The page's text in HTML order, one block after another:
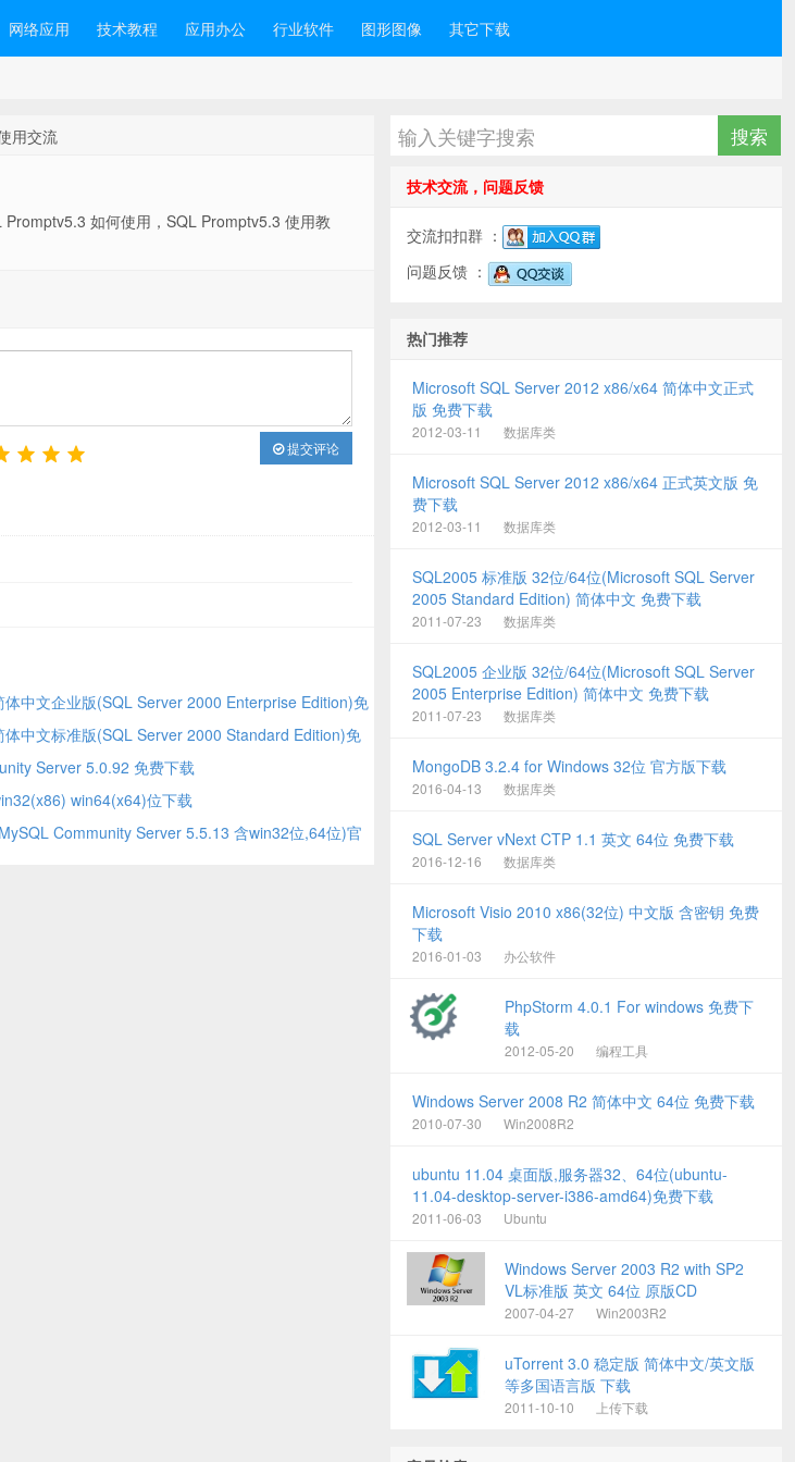
网络应用 技术教程 应用办公 行业软件 图形图像 其它下载
用交流
如何使用，SQL Promptv5.3 使用教
提交评论
体中文企业版(SQL Server 2000 Enterprise Edition)免
体中文标准版(SQL Server 2000 Standard Edition)免
Server 5.0.92 免费下载
win64(x64)位下载
Community Server 5.5.13 含win32位,64位)官
技术交流，问题反馈
交流扣扣群 ：
问题反馈 ：
热门推荐
Microsoft SQL Server 2012 x86/x64 简体中文正式
版 免费下载
2012-03-11 数据库类
Microsoft SQL Server 2012 x86/x64 正式英文版 免
费下载
2012-03-11 数据库类
SQL2005 标准版 32位/64位(Microsoft SQL Server
2005 Standard Edition) 简体中文 免费下载
2011-07-23 数据库类
SQL2005 企业版 32位/64位(Microsoft SQL Server
2005 Enterprise Edition) 简体中文 免费下载
2011-07-23 数据库类
MongoDB 3.2.4 for Windows 32位 官方版下载
2016-04-13 数据库类
SQL Server vNext CTP 1.1 英文 64位 免费下载
2016-12-16 数据库类
Microsoft Visio 2010 x86(32位) 中文版 含密钥 免费
下载
2016-01-03 办公软件
PhpStorm 4.0.1 For windows 免费下
载
2012-05-20 编程工具
Windows Server 2008 R2 简体中文 64位 免费下载
2010-07-30 Win2008R2
ubuntu 11.04 桌面版,服务器32、64位(ubuntu-
11.04-desktop-server-i386-amd64)免费下载
2011-06-03 Ubuntu
Windows Server 2003 R2 with SP2
VL标准版 英文 64位 原版CD
2007-04-27 Win2003R2
uTorrent 3.0 稳定版 简体中文/英文版
等多国语言版 下载
2011-10-10 上传下载